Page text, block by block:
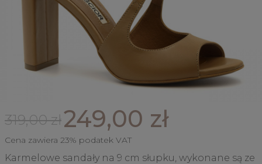
319,00 zł249,00 zł
Cena zawiera 23% podatek VAT
Karmelowe sandały na 9 cm słupku, wykonane są ze